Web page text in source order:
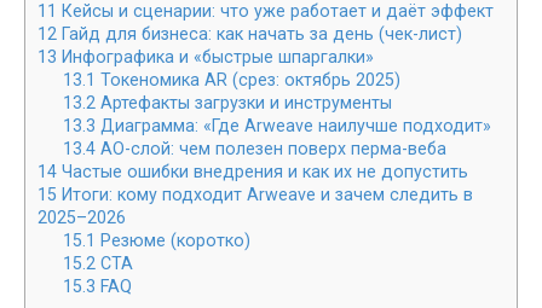
11 Кейсы и сценарии: что уже работает и даёт эффект
12 Гайд для бизнеса: как начать за день (чек-лист)
13 Инфографика и «быстрые шпаргалки»
13.1 Токеномика AR (срез: октябрь 2025)
13.2 Артефакты загрузки и инструменты
13.3 Диаграмма: «Где Arweave наилучше подходит»
13.4 AO-слой: чем полезен поверх перма-веба
14 Частые ошибки внедрения и как их не допустить
15 Итоги: кому подходит Arweave и зачем следить в
2025–2026
15.1 Резюме (коротко)
15.2 CTA
15.3 FAQ